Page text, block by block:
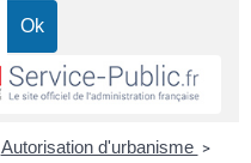
Autorisation d'urbanisme >